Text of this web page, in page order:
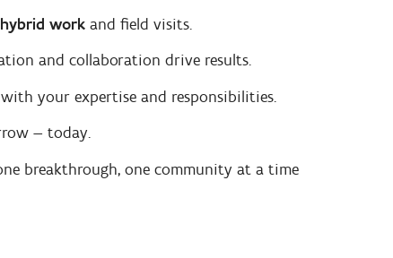
work and field visits.
and collaboration drive results.
your expertise and responsibilities.
— today.
breakthrough, one community at a time